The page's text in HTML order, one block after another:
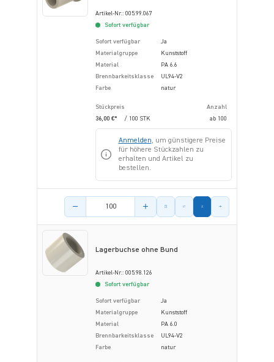
Artikel-Nr.: 005.99.067
Sofort verfügbar
Sofort verfügbar
Ja
Materialgruppe
Kunststoff
Material
PA 6.6
Brennbarkeitsklasse
UL94-V2
Farbe
natur
Stückpreis
Anzahl
36,00 €*
/ 100 STK ab 100
Anmelden, um günstigere Preise
für höhere Stückzahlen zu
erhalten und Artikel zu
bestellen.
Menge des Artikels
Lagerbuchse ohne Bund
Artikel-Nr.: 005.98.126
Sofort verfügbar
Sofort verfügbar
Ja
Materialgruppe
Kunststoff
Material
PA 6.0
Brennbarkeitsklasse
UL94-V2
Farbe
natur